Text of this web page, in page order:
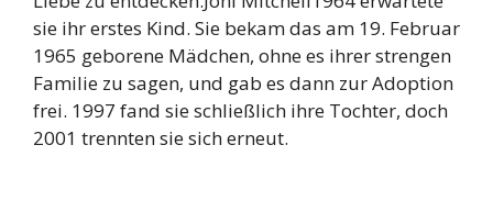
sie ihr erstes Kind. Sie bekam das am 19. Februar
1965 geborene Mädchen, ohne es ihrer strengen
Familie zu sagen, und gab es dann zur Adoption
frei. 1997 fand sie schließlich ihre Tochter, doch
2001 trennten sie sich erneut.